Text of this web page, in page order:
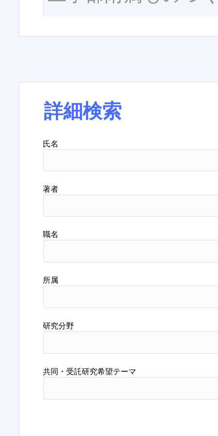
詳細検索
氏名
著者
職名
所属
研究分野
共同・受託研究希望テーマ